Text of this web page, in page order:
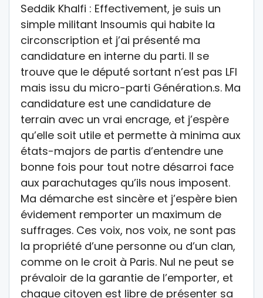
Seddik Khalfi : Effectivement, je suis un
simple militant Insoumis qui habite la
circonscription et j’ai présenté ma
candidature en interne du parti. Il se
trouve que le député sortant n’est pas LFI
mais issu du micro-parti Génération.s. Ma
candidature est une candidature de
terrain avec un vrai encrage, et j’espère
qu’elle soit utile et permette à minima aux
états-majors de partis d’entendre une
bonne fois pour tout notre désarroi face
aux parachutages qu’ils nous imposent.
Ma démarche est sincère et j’espère bien
évidement remporter un maximum de
suffrages. Ces voix, nos voix, ne sont pas
la propriété d’une personne ou d’un clan,
comme on le croit à Paris. Nul ne peut se
prévaloir de la garantie de l’emporter, et
chaque citoyen est libre de présenter sa